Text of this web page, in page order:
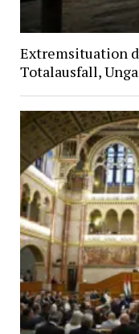
Extremsituation
Totalausfall,